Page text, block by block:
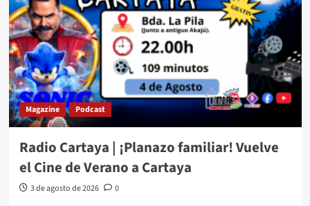
Magazine Podcast
Radio Cartaya | ¡Planazo familiar! Vuelve
el Cine de Verano a Cartaya
3 de agosto de 2026 0